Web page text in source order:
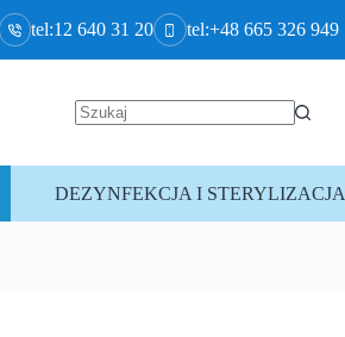
tel:12 640 31 20 tel:+48 665 326 949
DEZYNFEKCJA I STERYLIZACJA